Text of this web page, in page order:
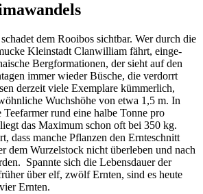
dem Rooibos sichtbar. Wer durch die
Klein­stadt Clan­wil­liam fährt, einge­
Berg­for­ma­tionen, der sieht auf den
immer wieder Büsche, die verdorrt
derzeit viele Exem­plare kümmer­lich,
Wuchs­höhe von etwa 1,5 m. In
Teefarmer rund eine halbe Tonne pro
das Maximum schon oft bei 350 kg.
dass manche Pflanzen den Ernte­schnitt
dem Wurzel­stock nicht über­leben und nach
Spannte sich die Lebens­dauer der
über elf, zwölf Ernten, sind es heute
Ernten.